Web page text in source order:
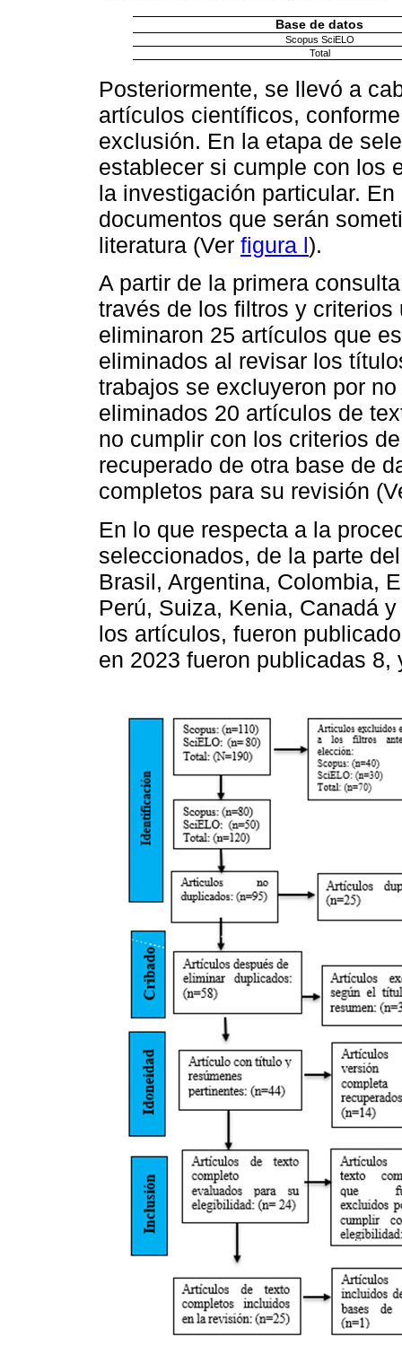
Base de datos
Scopus SciELO
Total
Posteriormente, se llevó a
artículos científicos,
exclusión. En la etapa de
establecer si cumple con los
la investigación particular.
documentos que serán
literatura (Ver figura l).
A partir de la primera
través de los filtros y
eliminaron 25 artículos que
eliminados al revisar los
trabajos se excluyeron por
eliminados 20 artículos de
no cumplir con los criterios
recuperado de otra base de
completos para su revisión
En lo que respecta a la
seleccionados, de la parte
Brasil, Argentina, Colombia,
Perú, Suiza, Kenia, Canadá
los artículos, fueron
en 2023 fueron publicadas